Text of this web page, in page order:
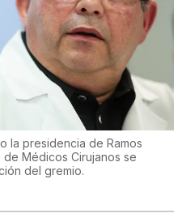
la presidencia de Ramos
Médicos Cirujanos se
del gremio.